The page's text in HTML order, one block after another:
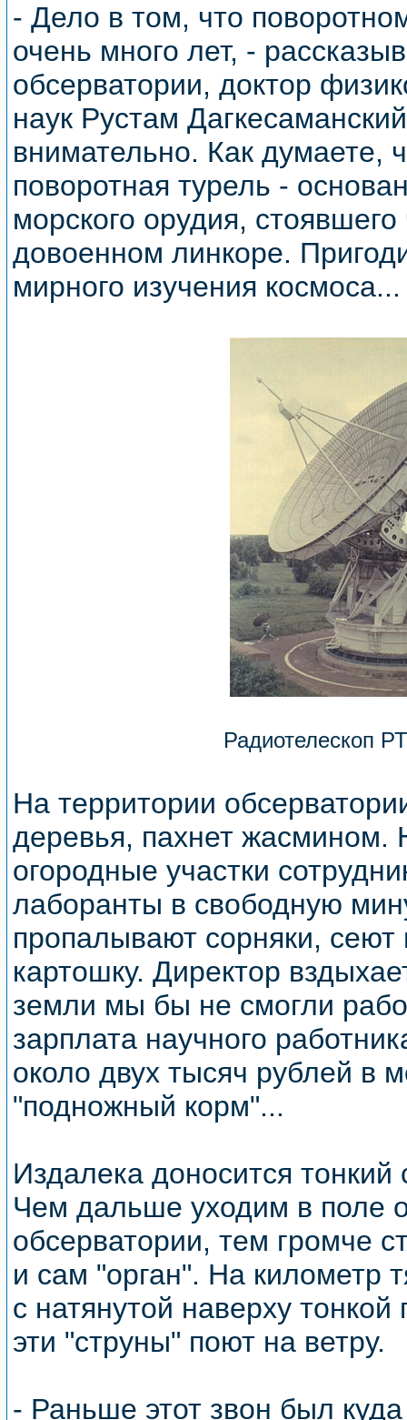
- Дело в том, что
очень много лет, -
обсерватории, доктор
наук Рустам
внимательно. Как думаете,
поворотная турель -
морского орудия,
довоенном линкоре.
мирного изучения космоса...
Радиотелескоп
На территории
деревья, пахнет жасмином.
огородные участки
лаборанты в свободную
пропалывают сорняки, сеют
картошку. Директор
земли мы бы не смогли
зарплата научного
около двух тысяч рублей в
"подножный корм"...
Издалека доносится тонкий
Чем дальше уходим в поле
обсерватории, тем громче
и сам "орган". На километр
с натянутой наверху
эти "струны" поют на ветру.
- Раньше этот звон был